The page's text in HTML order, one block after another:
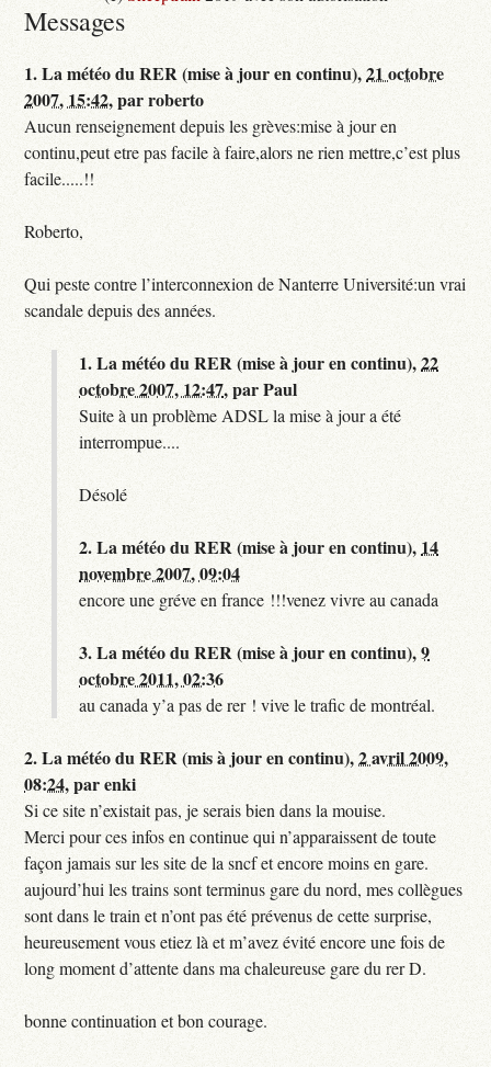
Messages
1.La météo du RER (mise à jour en continu),21 octobre
2007, 15:42,parroberto
Aucun renseignement depuis les grèves:mise à jour en
continu,peut etre pas facile à faire,alors ne rien mettre,c’est plus
facile.....!!
Roberto,
Qui peste contre l’interconnexion de Nanterre Université:un vrai
scandale depuis des années.
1.La météo du RER (mise à jour en continu),22
octobre 2007, 12:47,parPaul
Suite à un problème ADSL la mise à jour a été
interrompue....
Désolé
2.La météo du RER (mise à jour en continu), 14
novembre 2007, 09:04
encore une gréve en france !!!venez vivre au canada
3.La météo du RER (mise à jour en continu),9
octobre 2011, 02:36
au canada y’a pas de rer ! vive le trafic de montréal.
2.La météo du RER (mis à jour en continu),2 avril 2009,
08:24,parenki
Si ce site n’existait pas, je serais bien dans la mouise.
Merci pour ces infos en continue qui n’apparaissent de toute
façon jamais sur les site de la sncf et encore moins en gare.
aujourd’hui les trains sont terminus gare du nord, mes collègues
sont dans le train et n’ont pas été prévenus de cette surprise,
heureusement vous etiez là et m’avez évité encore une fois de
long moment d’attente dans ma chaleureuse gare du rer D.
bonne continuation et bon courage.